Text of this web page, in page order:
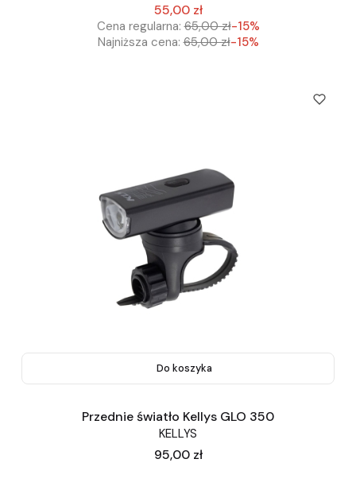
55,00 zł
Cena regularna: 65,00 zł-15%
Najniższa cena: 65,00 zł-15%
Do koszyka
Przednie światło Kellys GLO 350
KELLYS
Cena
95,00 zł